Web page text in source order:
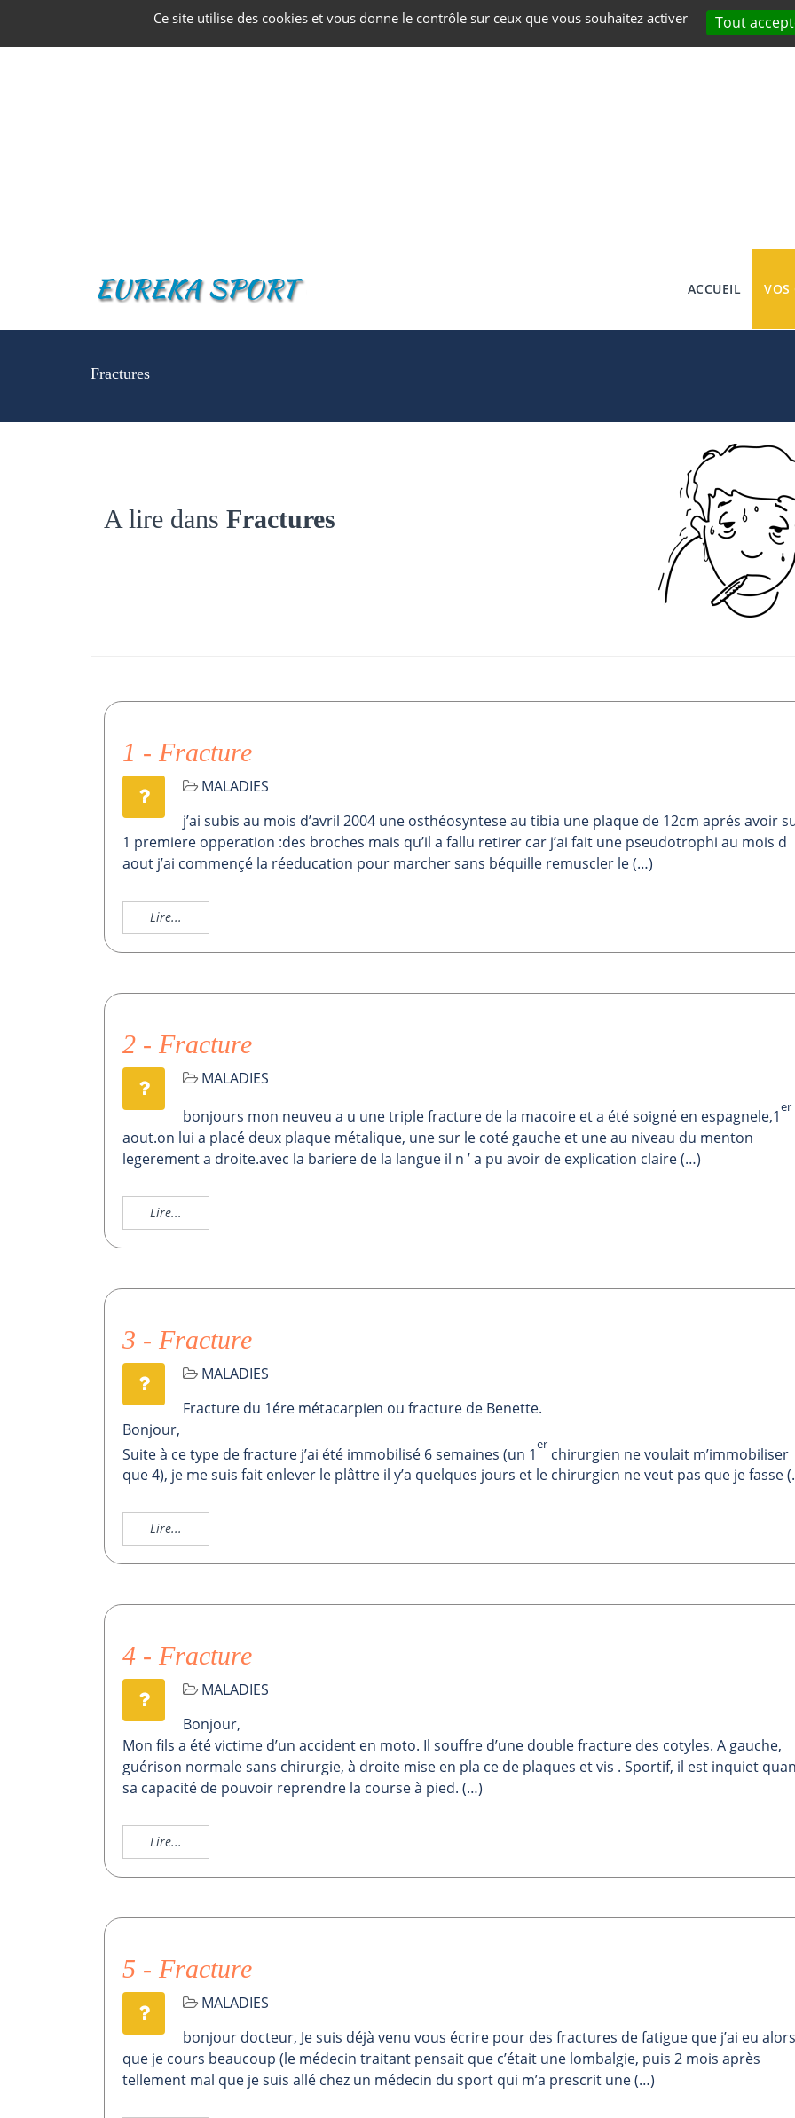
ACCUEIL VOS
Fractures
A lire dans Fractures
1 - Fracture
MALADIES
j’ai subis au mois d’avril 2004 une osthéosyntese au tibia une plaque de 12cm aprés avoir
1 premiere opperation :des broches mais qu’il a fallu retirer car j’ai fait une pseudotrophi au mois d
aout j’ai commençé la réeducation pour marcher sans béquille remuscler le (…)
Lire...
2 - Fracture
MALADIES
bonjours mon neuveu a u une triple fracture de la macoire et a été soigné en espagnele,1er
aout.on lui a placé deux plaque métalique, une sur le coté gauche et une au niveau du menton
legerement a droite.avec la bariere de la langue il n ’ a pu avoir de explication claire (…)
Lire...
3 - Fracture
MALADIES
Fracture du 1ére métacarpien ou fracture de Benette.
Bonjour,
Suite à ce type de fracture j’ai été immobilisé 6 semaines (un 1er chirurgien ne voulait m’immobiliser
que 4), je me suis fait enlever le plâttre il y’a quelques jours et le chirurgien ne veut pas que je fasse
Lire...
4 - Fracture
MALADIES
Bonjour,
Mon fils a été victime d’un accident en moto. Il souffre d’une double fracture des cotyles. A gauche,
guérison normale sans chirurgie, à droite mise en pla ce de plaques et vis . Sportif, il est inquiet
sa capacité de pouvoir reprendre la course à pied. (…)
Lire...
5 - Fracture
MALADIES
bonjour docteur, Je suis déjà venu vous écrire pour des fractures de fatigue que j’ai eu alors
que je cours beaucoup (le médecin traitant pensait que c’était une lombalgie, puis 2 mois après
tellement mal que je suis allé chez un médecin du sport qui m’a prescrit une (…)
Ce site utilise des cookies et vous donne le contrôle sur ceux que vous souhaitez activer Tout